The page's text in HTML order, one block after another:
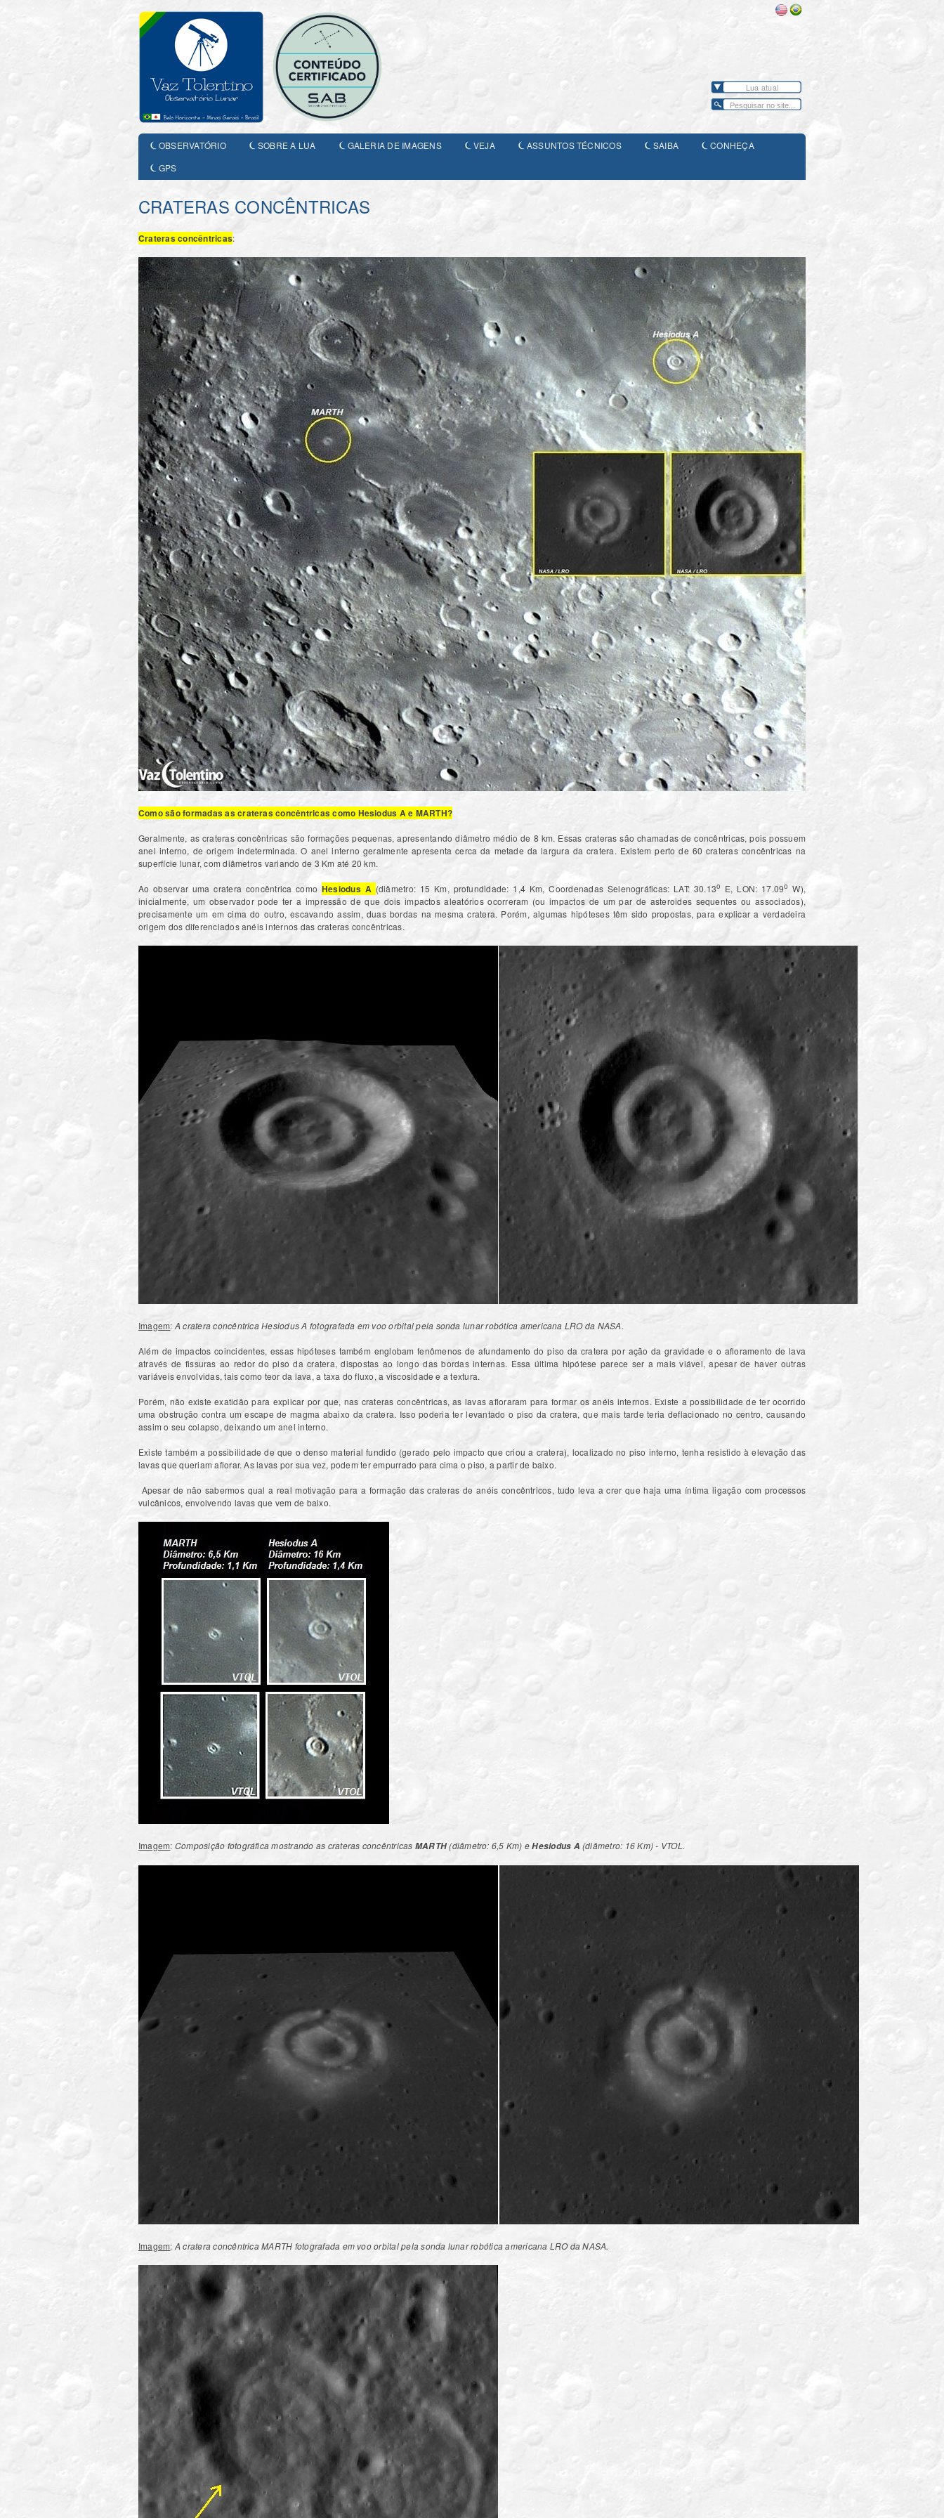
Lua atual
OBSERVATÓRIO SOBRE A LUA GALERIA DE IMAGENS VEJA ASSUNTOS TÉCNICOS SAIBA
CONHEÇA
GPS
CRATERAS CONCÊNTRICAS
Crateras concêntricas:
Como são formadas as crateras concêntricas como Hesiodus A e MARTH?
Geralmente, as crateras concêntricas são formações pequenas, apresentando diâmetro médio de 8 km. Essas crateras são chamadas de concêntricas, pois possuem
anel interno, de origem indeterminada. O anel interno geralmente apresenta cerca da metade da largura da cratera. Existem perto de 60 crateras concêntricas na
superfície lunar, com diâmetros variando de 3 Km até 20 km.
Ao observar uma cratera concêntrica como Hesiodus A (diâmetro: 15 Km, profundidade: 1,4 Km, Coordenadas Selenográficas: LAT: 30.13o E, LON: 17.09o W),
inicialmente, um observador pode ter a impressão de que dois impactos aleatórios ocorreram (ou impactos de um par de asteroides sequentes ou associados),
precisamente um em cima do outro, escavando assim, duas bordas na mesma cratera. Porém, algumas hipóteses têm sido propostas, para explicar a verdadeira
origem dos diferenciados anéis internos das crateras concêntricas.
Imagem: A cratera concêntrica Hesiodus A fotografada em voo orbital pela sonda lunar robótica americana LRO da NASA.
Além de impactos coincidentes, essas hipóteses também englobam fenômenos de afundamento do piso da cratera por ação da gravidade e o afloramento de lava
através de fissuras ao redor do piso da cratera, dispostas ao longo das bordas internas. Essa última hipótese parece ser a mais viável, apesar de haver outras
variáveis envolvidas, tais como teor da lava, a taxa do fluxo, a viscosidade e a textura.
Porém, não existe exatidão para explicar por que, nas crateras concêntricas, as lavas afloraram para formar os anéis internos. Existe a possibilidade de ter ocorrido
uma obstrução contra um escape de magma abaixo da cratera. Isso poderia ter levantado o piso da cratera, que mais tarde teria deflacionado no centro, causando
assim o seu colapso, deixando um anel interno.
Existe também a possibilidade de que o denso material fundido (gerado pelo impacto que criou a cratera), localizado no piso interno, tenha resistido à elevação das
lavas que queriam aflorar. As lavas por sua vez, podem ter empurrado para cima o piso, a partir de baixo.
Apesar de não sabermos qual a real motivação para a formação das crateras de anéis concêntricos, tudo leva a crer que haja uma íntima ligação com processos
vulcânicos, envolvendo lavas que vem de baixo.
Imagem: Composição fotográfica mostrando as crateras concêntricas MARTH(diâmetro: 6,5 Km) eHesiodus A (diâmetro: 16 Km) - VTOL.
Imagem: A cratera concêntrica MARTH fotografada em voo orbital pela sonda lunar robótica americana LRO da NASA.